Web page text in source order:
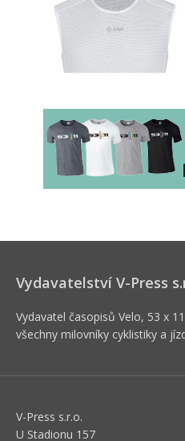
Vydavatelství V-Press
Vydavatel časopisů Velo, 53 x
všechny milovníky cyklistiky a
V-Press s.r.o.
U Stadionu 157